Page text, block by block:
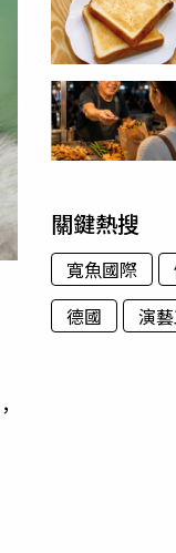
關鍵熱搜
寬魚國際
德國
演